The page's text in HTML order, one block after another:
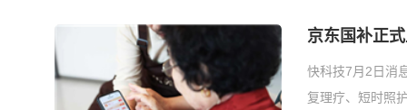
京东国补正
快科技7月2日消
复理疗、短时照